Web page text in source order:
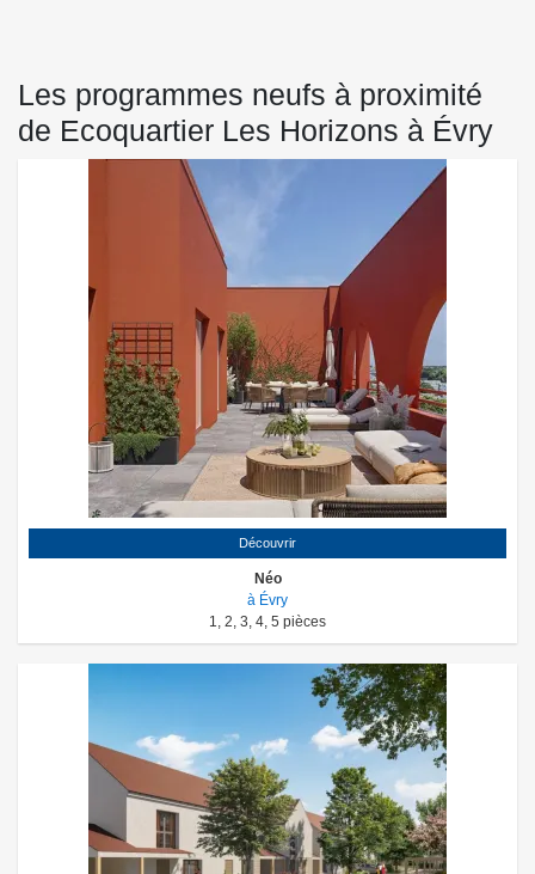
Les programmes neufs à proximité
de Ecoquartier Les Horizons à Évry
Découvrir
Néo
à Évry
1
2 3 4 5 pièces